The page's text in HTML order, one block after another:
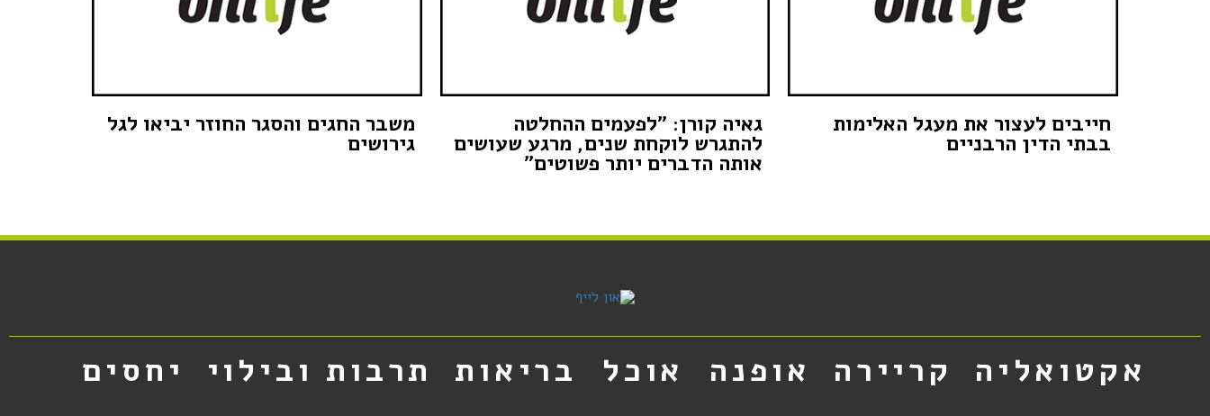
חייבים לעצור את מעגל האלימות
בבתי הדין הרבניים
גאיה קורן: "לפעמים ההחלטה
להתגרש לוקחת שנים, מרגע שעושים
אותה הדברים יותר פשוטים"
משבר החגים והסגר החוזר יביאו לגל
גירושים
אקטואליה קריירה אופנה אוכל בריאות תרבות ובילוי יחסים